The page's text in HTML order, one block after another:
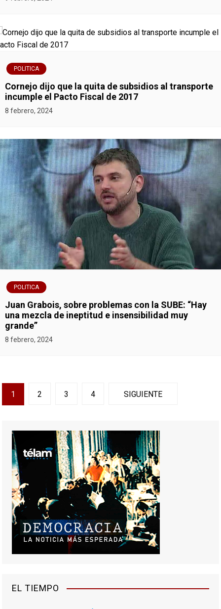
POLITICA
Cornejo dijo que la quita de subsidios al transporte
incumple el Pacto Fiscal de 2017
8 febrero, 2024
POLITICA
Juan Grabois, sobre problemas con la SUBE: “Hay
una mezcla de ineptitud e insensibilidad muy
grande”
8 febrero, 2024
N
1 2 3 4 SIGUIENTE
EL TIEMPO